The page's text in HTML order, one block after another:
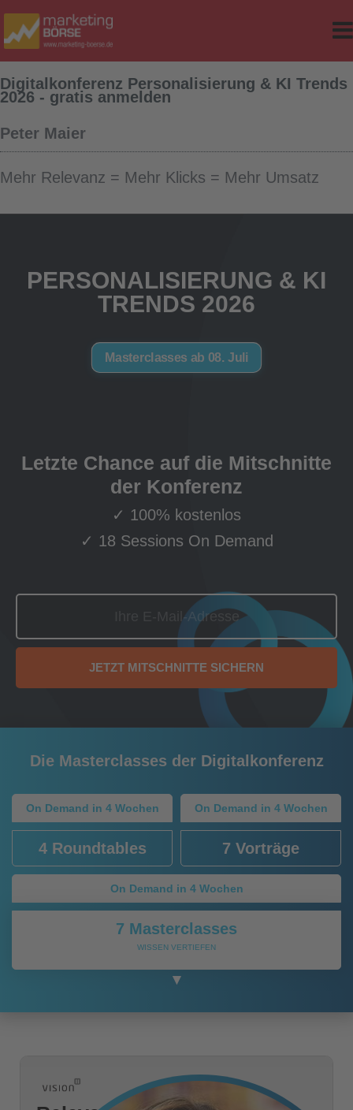
Classes
Table
Version
Digitalkonferenz Personalisierung & KI Trends
2026 - gratis anmelden
Peter Maier
Mehr Relevanz = Mehr Klicks = Mehr Umsatz
PERSONALISIERUNG & KI
TRENDS 2026
Masterclasses ab 08. Juli
Letzte Chance auf die Mitschnitte
der Konferenz
✓ 100% kostenlos
✓ 18 Sessions On Demand
Die Masterclasses der Digitalkonferenz
On Demand in 4 Wochen
4 Roundtables
On Demand in 4 Wochen
7 Vorträge
On Demand in 4 Wochen
7 Masterclasses
WISSEN VERTIEFEN